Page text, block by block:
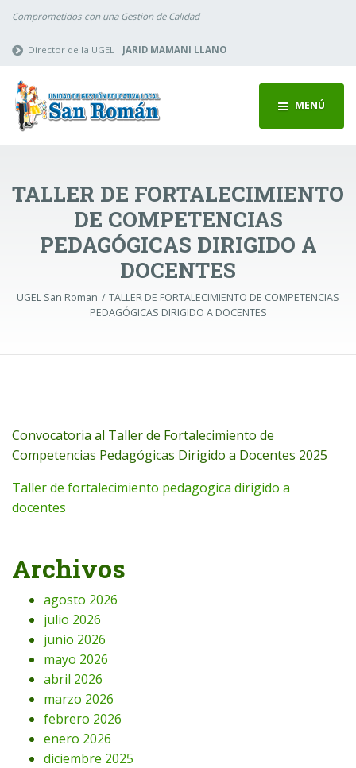
Comprometidos con una Gestion de Calidad
Director de la UGEL : JARID MAMANI LLANO
MENÚ
TALLER DE FORTALECIMIENTO
DE COMPETENCIAS
PEDAGÓGICAS DIRIGIDO A
DOCENTES
UGEL San Roman
TALLER DE FORTALECIMIENTO DE COMPETENCIAS
PEDAGÓGICAS DIRIGIDO A DOCENTES
Convocatoria al Taller de Fortalecimiento de
Competencias Pedagógicas Dirigido a Docentes 2025
Taller de fortalecimiento pedagogica dirigido a
docentes
Archivos
agosto 2026
julio 2026
junio 2026
mayo 2026
abril 2026
marzo 2026
febrero 2026
enero 2026
diciembre 2025